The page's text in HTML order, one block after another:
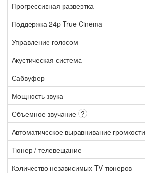
Прогрессивная развертка
Поддержка 24p True Cinema
Управление голосом
Акустическая система
Сабвуфер
Мощность звука
Объемное звучание ?
Автоматическое выравнивание громкости
Тюнер / телевещание
Количество независимых TV-тюнеров